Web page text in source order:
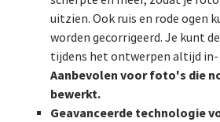
uitzien. Ook ruis en rode ogen
worden gecorrigeerd. Je kunt
tijdens het ontwerpen altijd
Aanbevolen voor foto's die
bewerkt.
Geavanceerde technologie